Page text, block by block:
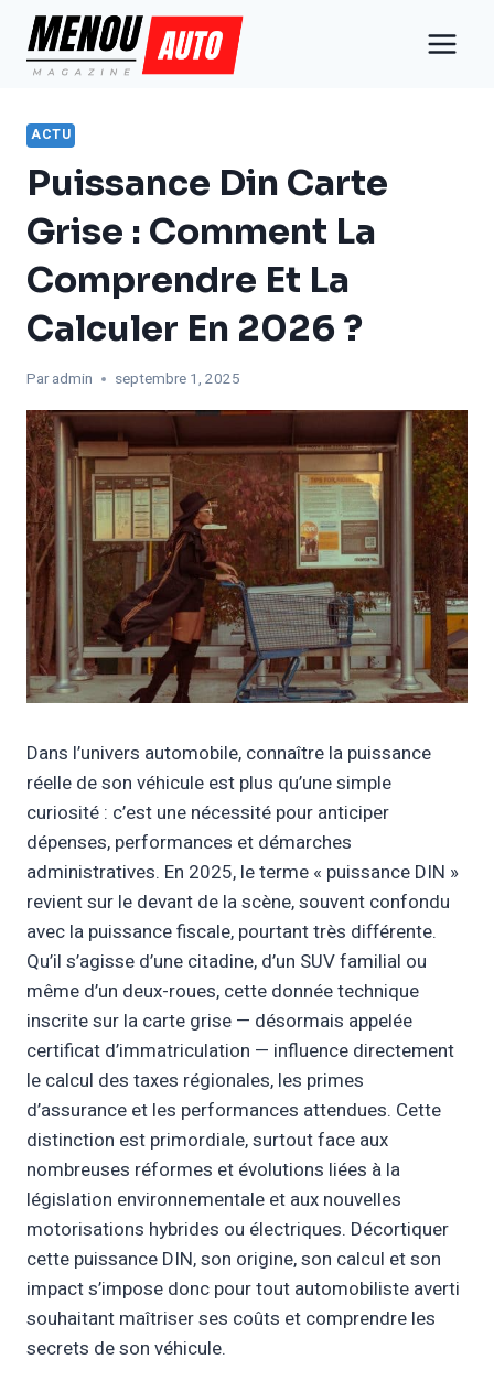
Aller
contenu
ACTU
Puissance Din Carte
Grise : Comment La
Comprendre Et La
Calculer En 2026 ?
Par admin septembre 1, 2025
Dans l’univers automobile, connaître la puissance
réelle de son véhicule est plus qu’une simple
curiosité : c’est une nécessité pour anticiper
dépenses, performances et démarches
administratives. En 2025, le terme « puissance DIN »
revient sur le devant de la scène, souvent confondu
avec la puissance fiscale, pourtant très différente.
Qu’il s’agisse d’une citadine, d’un SUV familial ou
même d’un deux-roues, cette donnée technique
inscrite sur la carte grise — désormais appelée
certificat d’immatriculation — influence directement
le calcul des taxes régionales, les primes
d’assurance et les performances attendues. Cette
distinction est primordiale, surtout face aux
nombreuses réformes et évolutions liées à la
législation environnementale et aux nouvelles
motorisations hybrides ou électriques. Décortiquer
cette puissance DIN, son origine, son calcul et son
impact s’impose donc pour tout automobiliste averti
souhaitant maîtriser ses coûts et comprendre les
secrets de son véhicule.